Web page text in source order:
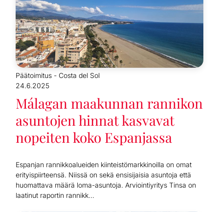
Päätoimitus - Costa del Sol
24.6.2025
Málagan maakunnan rannikon
asuntojen hinnat kasvavat
nopeiten koko Espanjassa
Espanjan rannikkoalueiden kiinteistömarkkinoilla on omat
erityispiirteensä. Niissä on sekä ensisijaisia asuntoja että
huomattava määrä loma-asuntoja. Arviointiyritys Tinsa on
laatinut raportin rannikk...